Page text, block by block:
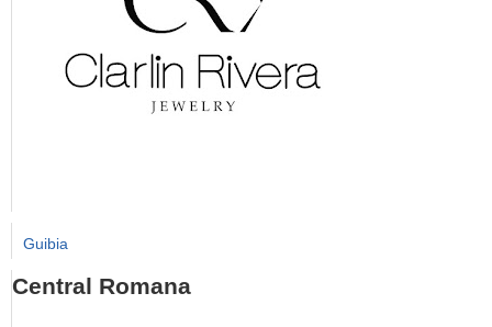
Guibia
Central Romana